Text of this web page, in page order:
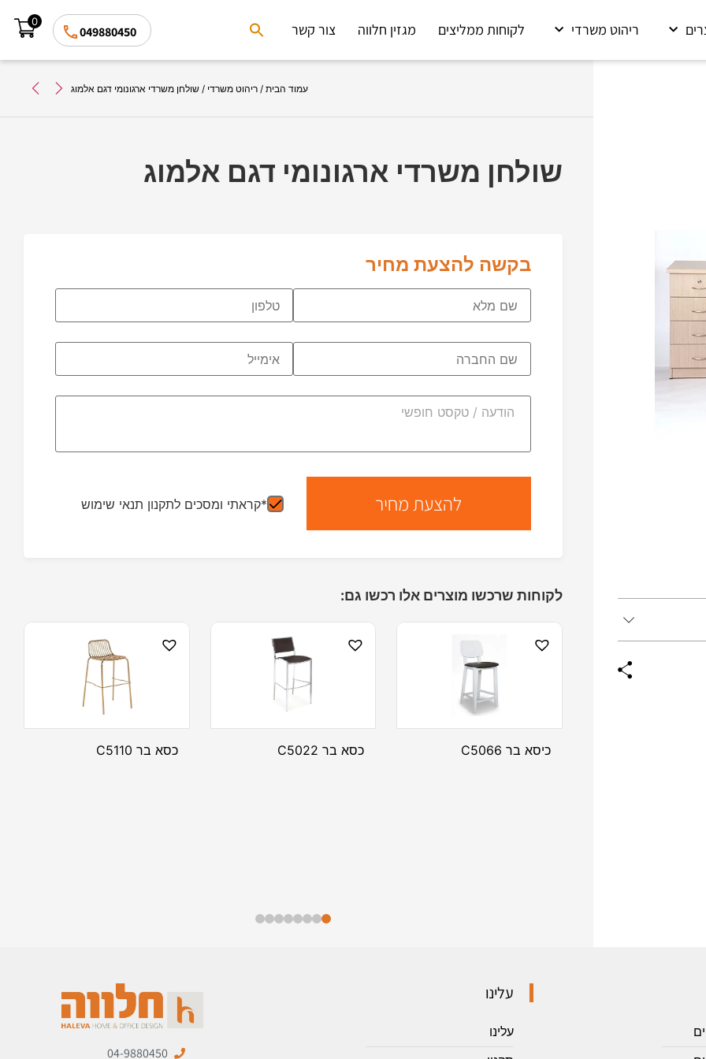
ריהוט משרדי לקוחות ממליצים מגזין חלווה צור קשר
Search
for:
049880450
0
עמוד הבית / ריהוט משרדי / שולחן משרדי ארגונומי דגם אלמוג
שולחן משרדי ארגונומי דגם אלמוג
בקשה להצעת מחיר
*קראתי ומסכים לתקנון תנאי שימוש
לקוחות שרכשו מוצרים אלו רכשו גם:
כיסא בר C5066 כסא בר C5022 כסא בר C5110
עלינו
עלינו
04-9880450